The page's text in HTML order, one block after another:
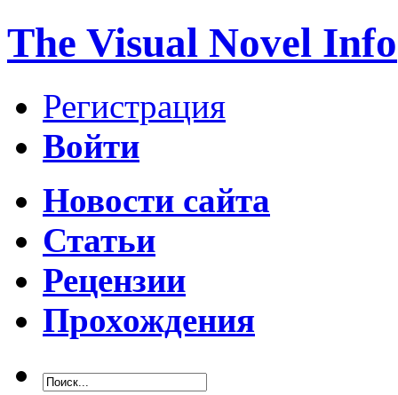
The Visual Novel Info
Регистрация
Войти
Новости сайта
Статьи
Рецензии
Прохождения